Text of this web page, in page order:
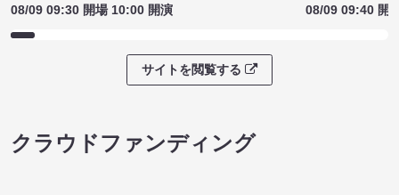
08/09 09:30 開場 10:00 開演
08/09 09:40 開
サイトを閲覧する
クラウドファンディング